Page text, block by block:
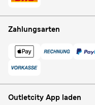
Zahlungsarten
Outletcity App laden